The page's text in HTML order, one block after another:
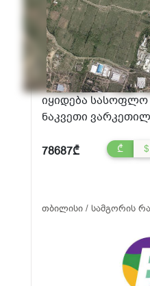
იყიდება სასოფლო
ნაკვეთი
78687₾ ₾ $
თბილისი / სამგორის